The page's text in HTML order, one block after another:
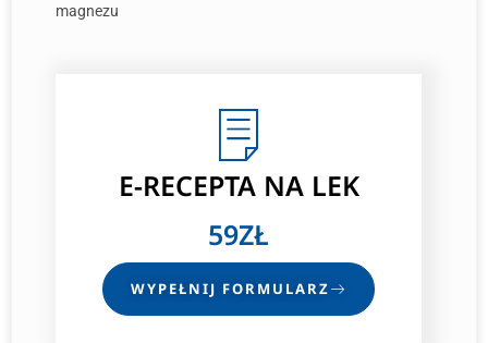
magnezu
E-RECEPTANA LEK
59ZŁ
WYPEŁNIJ FORMULARZ